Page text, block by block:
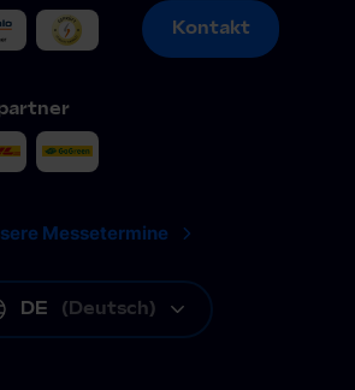
Kontakt
Kontakt
Messetermine
DE (Deutsch)